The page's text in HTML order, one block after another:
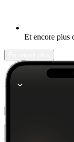
Et encore plus